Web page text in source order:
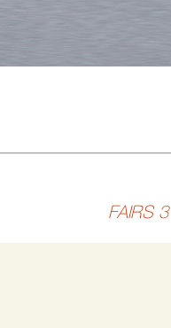
FAIRS 3